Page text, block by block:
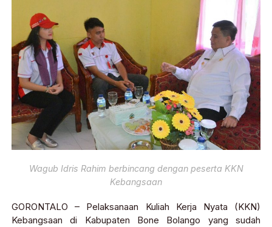
Wagub Idris Rahim berbincang dengan peserta KKN
Kebangsaan
GORONTALO – Pelaksanaan Kuliah Kerja Nyata (KKN)
Kebangsaan di Kabupaten Bone Bolango yang sudah